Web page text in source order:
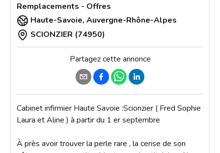
Remplacements - Offres
Haute-Savoie, Auvergne-Rhône-Alpes
SCIONZIER (74950)
Partagez cette annonce
Cabinet infirmier Haute Savoie :Scionzier ( Fred Sophie
Laura et Aline ) à partir du 1 er septembre
À près avoir trouver la perle rare , la cerise de son